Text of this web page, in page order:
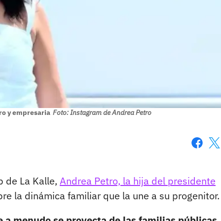
y empresaria Foto: Instagram de Andrea Petro
de La Kalle, Andrea Petro, la hija del presidente
la dinámica familiar que la une a su progenitor.